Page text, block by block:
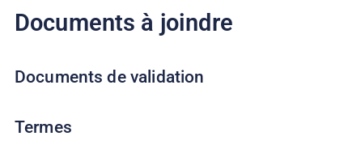
Documents à joindre
Documents de validation
Termes